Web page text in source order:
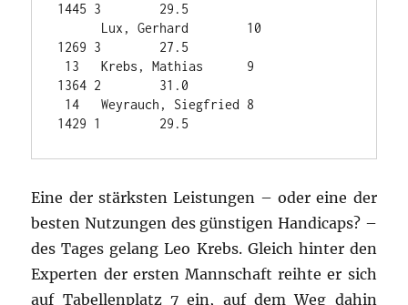
1445 3        29.5
1269 3        27.5
1364 2        31.0
1429 1        29.5
Eine der stärksten Leistungen – oder eine der
besten Nutzungen des günstigen Handicaps? –
des Tages gelang Leo Krebs. Gleich hinter den
Experten der ersten Mannschaft reihte er sich
auf Tabellenplatz 7 ein, auf dem Weg dahin